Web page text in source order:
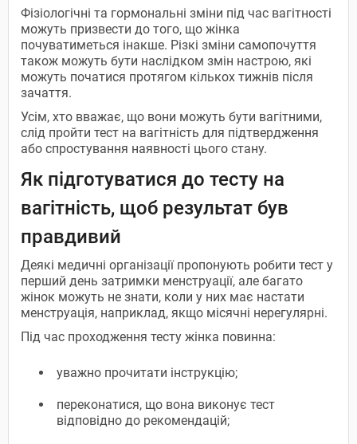
Фізіологічні та гормональні зміни під час вагітності
можуть призвести до того, що жінка
почуватиметься інакше. Різкі зміни самопочуття
також можуть бути наслідком змін настрою, які
можуть початися протягом кількох тижнів після
зачаття.
Усім, хто вважає, що вони можуть бути вагітними,
слід пройти тест на вагітність для підтвердження
або спростування наявності цього стану.
Як підготуватися до тесту на
вагітність, щоб результат був
правдивий
Деякі медичні організації пропонують робити тест у
перший день затримки менструації, але багато
жінок можуть не знати, коли у них має настати
менструація, наприклад, якщо місячні нерегулярні.
Під час проходження тесту жінка повинна:
уважно прочитати інструкцію;
переконатися, що вона виконує тест
відповідно до рекомендацій;